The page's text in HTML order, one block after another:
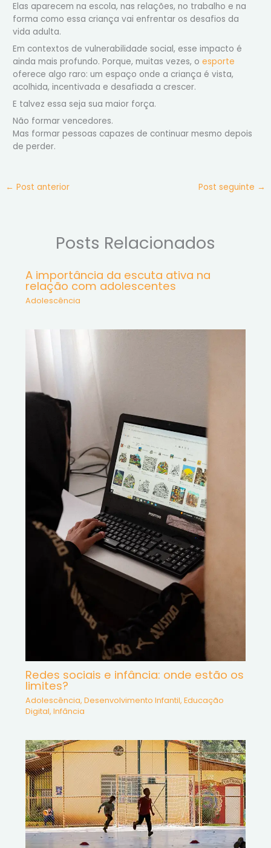
Elas aparecem na escola, nas relações, no trabalho e na
forma como essa criança vai enfrentar os desafios da
vida adulta.
Em contextos de vulnerabilidade social, esse impacto é
ainda mais profundo. Porque, muitas vezes, oesporte
oferece algo raro: um espaço onde a criança é vista,
acolhida, incentivada e desafiada a crescer.
E talvez essa seja sua maior força.
Não formar vencedores.
Mas formar pessoas capazes de continuar mesmo depois
de perder.
← Post anterior Post seguinte →
Posts Relacionados
A importância da escuta ativa na
relação com adolescentes
Adolescência
Redes sociais e infância: onde estão os
limites?
Adolescência, Desenvolvimento Infantil, Educação
Digital, Infância